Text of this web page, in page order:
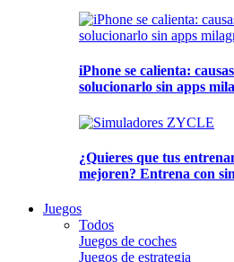
iPhone se calienta:
solucionarlo sin apps
¿Quieres que tus
mejoren? Entrena con
Juegos
Todos
Juegos de coches
Juegos de estrategia